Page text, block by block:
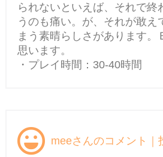
られないといえば、それで終
うのも痛い。が、それが敢え
まう素晴らしさがあります。
思います。
・プレイ時間：30-40時間
meeさんのコメント｜